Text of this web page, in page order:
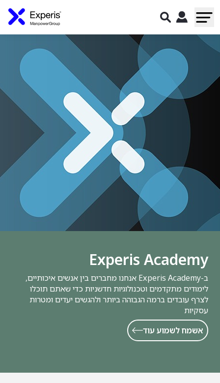
Experis Academy
ב-Experis Academy אנחנו מחברים בין אנשים איכותיים,
לימודים מתקדמים וטכנולוגיות חדשניות כדי שאתם תוכלו
לצרף עובדים ברמה הגבוהה ביותר ולהגשים יעדים ומטרות
עסקיות
אשמח לשמוע עוד